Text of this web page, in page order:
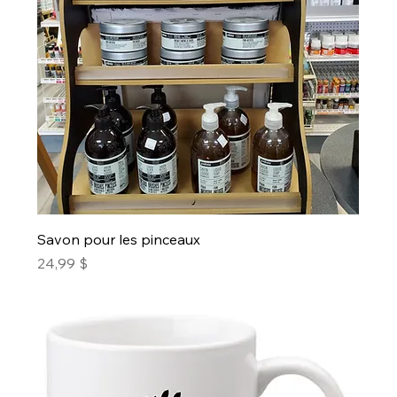
Savon pour les pinceaux
Prix
24,99 $